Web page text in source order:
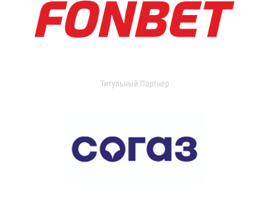
Титульный Партнер